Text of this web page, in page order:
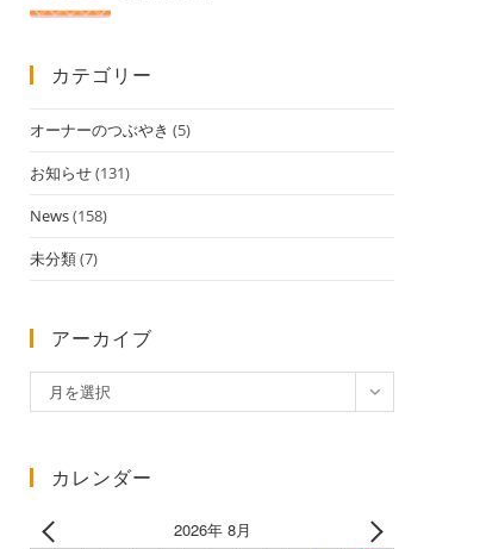
カテゴリー
オーナーのつぶやき (5)
お知らせ(131)
News(158)
未分類(7)
アーカイブ
ー
イ
月を選択
カレンダー
2026年 8月